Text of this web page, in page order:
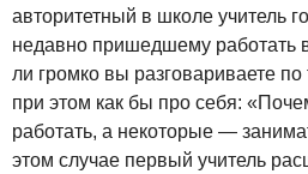
авторитетный в школе учитель
недавно пришедшему работать
ли громко вы разговариваете
при этом как бы про себя:
работать, а некоторые —
этом случае первый учитель